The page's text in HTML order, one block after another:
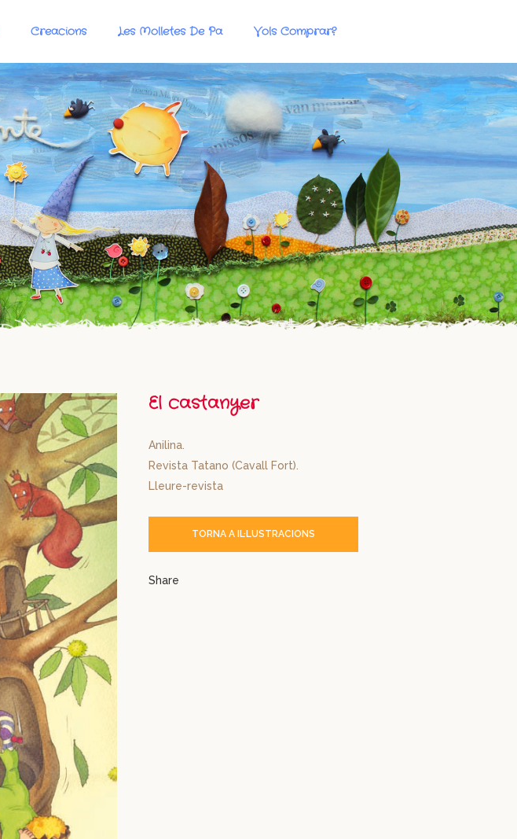
Creacions Les Molletes De Pa Vols Comprar?
El castanyer
Anilina.
Revista Tatano (Cavall Fort).
Lleure-revista
TORNA A IL·LUSTRACIONS
Share